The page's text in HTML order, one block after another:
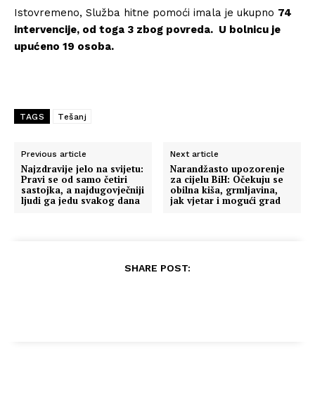
Istovremeno, Služba hitne pomoći imala je ukupno 74
intervencije, od toga 3 zbog povreda. U bolnicu je
upućeno 19 osoba.
TAGS Tešanj
Previous article
Najzdravije jelo na svijetu:
Pravi se od samo četiri
sastojka, a najdugovječniji
ljudi ga jedu svakog dana
Next article
Narandžasto upozorenje
za cijelu BiH: Očekuju se
obilna kiša, grmljavina,
jak vjetar i mogući grad
SHARE POST: